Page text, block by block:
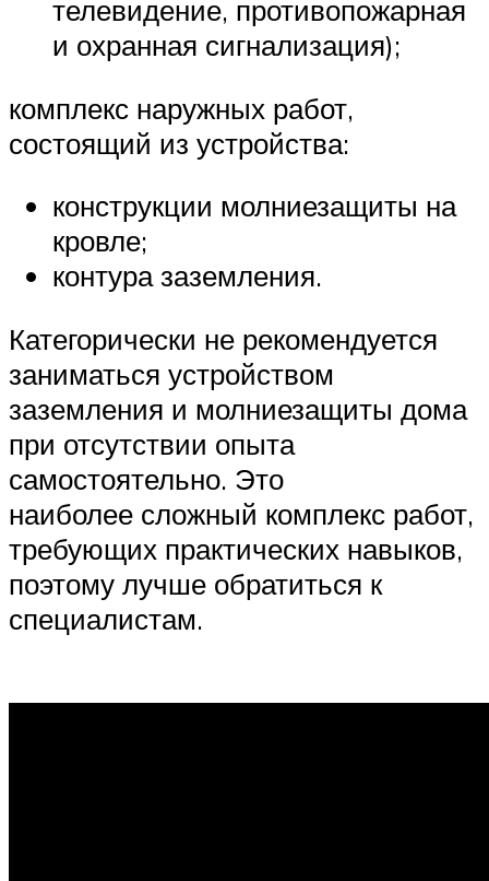
телевидение, противопожарная
и охранная сигнализация);
комплекс наружных работ,
состоящий из устройства:
конструкции молниезащиты на
кровле;
контура заземления.
Категорически не рекомендуется
заниматься устройством
заземления и молниезащиты дома
при отсутствии опыта
самостоятельно. Это
наиболее сложный комплекс работ,
требующих практических навыков,
поэтому лучше обратиться к
специалистам.